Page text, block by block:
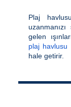
Plaj
gelen
plaj havlusu
hale getirir.